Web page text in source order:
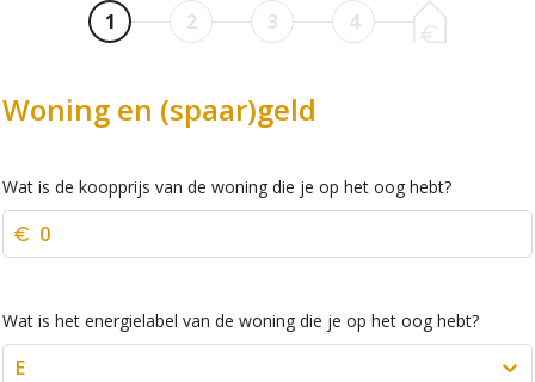
1 2 3 4
Woning en (spaar)geld
Wat is de koopprijs van de woning die je op het oog hebt?
Wat is het energielabel van de woning die je op het oog hebt?
E